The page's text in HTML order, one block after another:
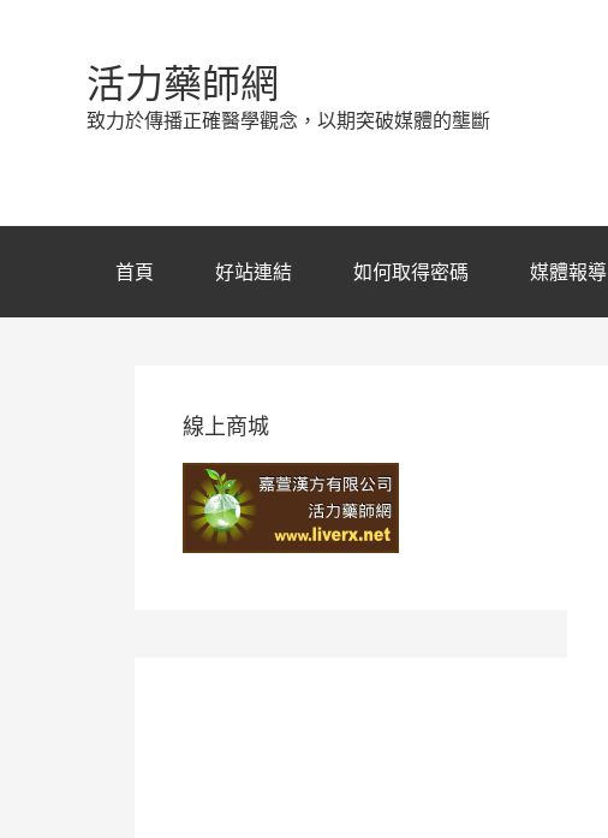
活力藥師網
致力於傳播正確醫學觀念，以期突破媒體的壟斷
首頁 好站連結 如何取得密碼 媒體報導
線上商城